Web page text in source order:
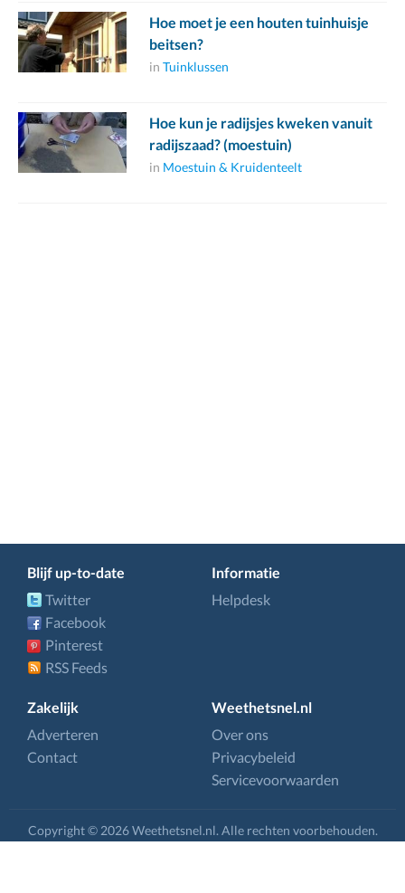
Hoe moet je een houten tuinhuisje
beitsen?
in Tuinklussen
Hoe kun je radijsjes kweken vanuit
radijszaad? (moestuin)
in Moestuin & Kruidenteelt
Blijf up-to-date
Twitter
Facebook
Pinterest
RSS Feeds
Informatie
Helpdesk
Zakelijk
Adverteren
Contact
Weethetsnel.nl
Over ons
Privacybeleid
Servicevoorwaarden
Copyright © 2026 Weethetsnel.nl. Alle rechten voorbehouden.